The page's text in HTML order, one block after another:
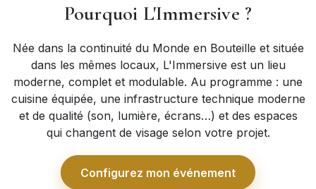
Pourquoi L'Immersive ?
Née dans la continuité du Monde en Bouteille et située
dans les mêmes locaux, L'Immersive est un lieu
moderne, complet et modulable. Au programme : une
cuisine équipée, une infrastructure technique moderne
et de qualité (son, lumière, écrans…) et des espaces
qui changent de visage selon votre projet.
Configurez mon événement